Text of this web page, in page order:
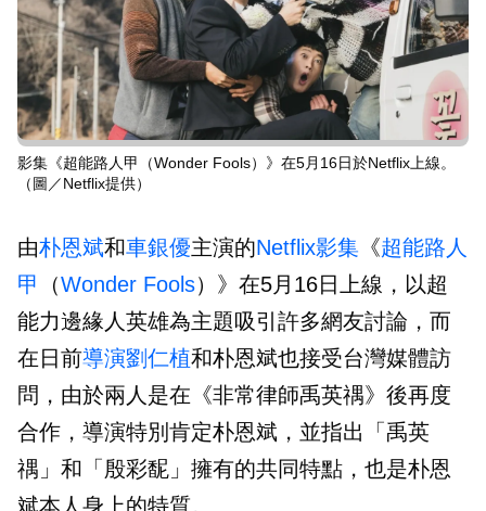
影集《超能路人甲（Wonder Fools）》在5月16日於Netflix上線。
（圖／Netflix提供）
由朴恩斌和車銀優主演的Netflix影集 《超能路人
甲
（Wonder Fools）》在5月16日上線，以超
能力邊緣人英雄為主題吸引許多網友討論，而
在日前導演劉仁植和朴恩斌也接受台灣媒體訪
問，由於兩人是在《非常律師禹英禑》後再度
合作，導演特別肯定朴恩斌，並指出「禹英
禑」和「殷彩馜」擁有的共同特點，也是朴恩
斌本人身上的特質。